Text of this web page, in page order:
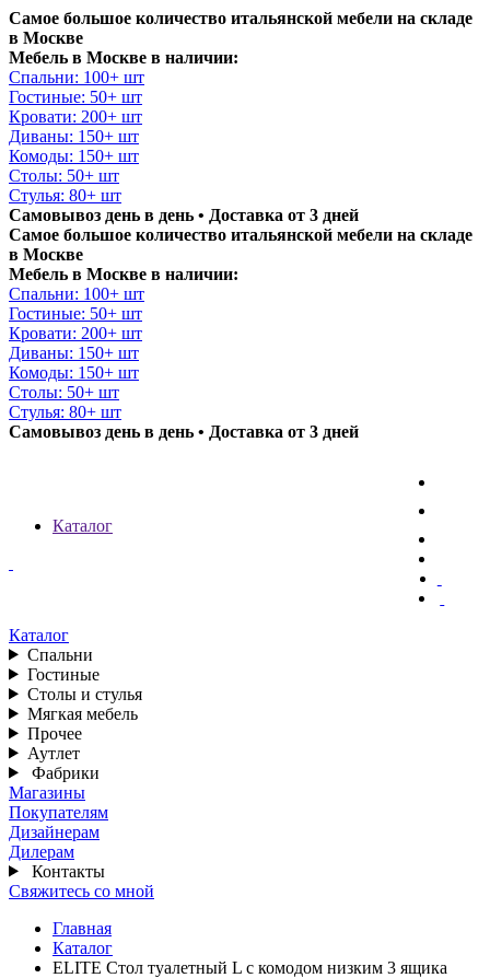
Самое большое количество итальянской мебели на складе
в Москве
Мебель в Москве в наличии:
Спальни: 100+ шт
Гостиные: 50+ шт
Кровати: 200+ шт
Диваны: 150+ шт
Комоды: 150+ шт
Столы: 50+ шт
Стулья: 80+ шт
Самовывоз день в день • Доставка от 3 дней
Самое большое количество итальянской мебели на складе
в Москве
Мебель в Москве в наличии:
Спальни: 100+ шт
Гостиные: 50+ шт
Кровати: 200+ шт
Диваны: 150+ шт
Комоды: 150+ шт
Столы: 50+ шт
Стулья: 80+ шт
Самовывоз день в день • Доставка от 3 дней
Каталог
Каталог
Спальни
Гостиные
Столы и стулья
Мягкая мебель
Прочее
Аутлет
Фабрики
Магазины
Покупателям
Дизайнерам
Дилерам
Контакты
Свяжитесь со мной
Главная
Каталог
ELITE Стол туалетный L с комодом низким 3 ящика